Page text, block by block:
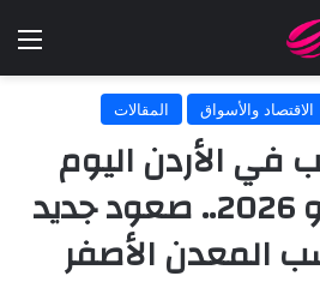
الاقتصاد والأسواق المقالات
في الأردن اليوم
الإثنين 8 يونيو 2026.. صعود جديد
المعدن الأصفر